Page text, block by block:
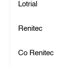
Lotrial
Renitec
Co Renitec